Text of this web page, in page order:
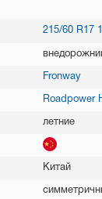
215/60 R17
Fronway
Roadpower
летние
Китай